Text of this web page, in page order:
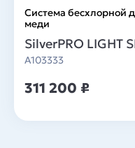
Система беcхлорной
меди
SilverPRO LIGHT
A103333
311 200 ₽